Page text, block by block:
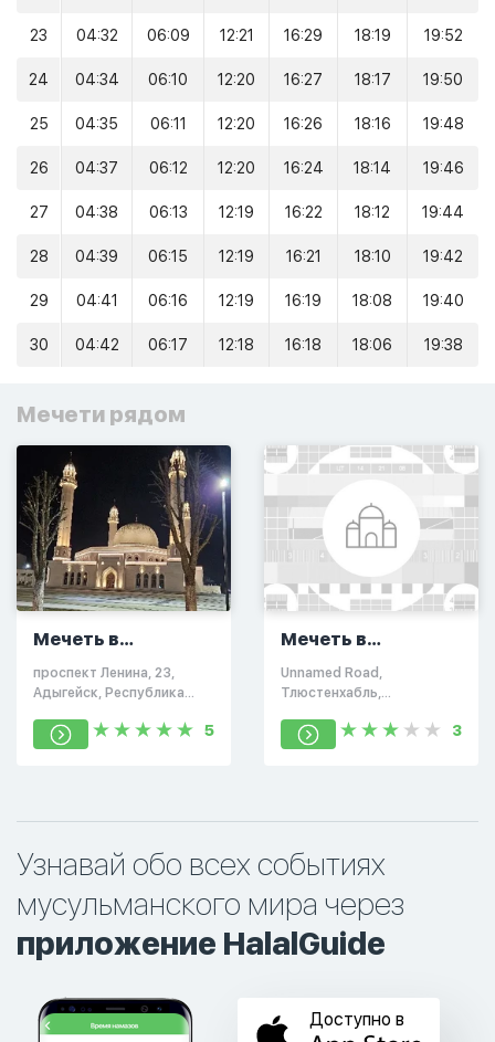
23 04:32 06:09 12:21 16:29 18:19 19:52
24 04:34 06:10 12:20 16:27 18:17 19:50
25 04:35 06:11 12:20 16:26 18:16 19:48
26 04:37 06:12 12:20 16:24 18:14 19:46
27 04:38 06:13 12:19 16:22 18:12 19:44
28 04:39 06:15 12:19 16:21 18:10 19:42
29 04:41 06:16 12:19 16:19 18:08 19:40
30 04:42 06:17 12:18 16:18 18:06 19:38
Мечети рядом
Мечеть в
Адыгейске
проспект Ленина, 23,
Адыгейск, Республика
5
Мечеть в
Тлюстенхабль
Unnamed Road,
Тлюстенхабль,
Россия, 385228
3
Узнавай обо всех событиях
мусульманского мира через
приложение HalalGuide
Доступно в